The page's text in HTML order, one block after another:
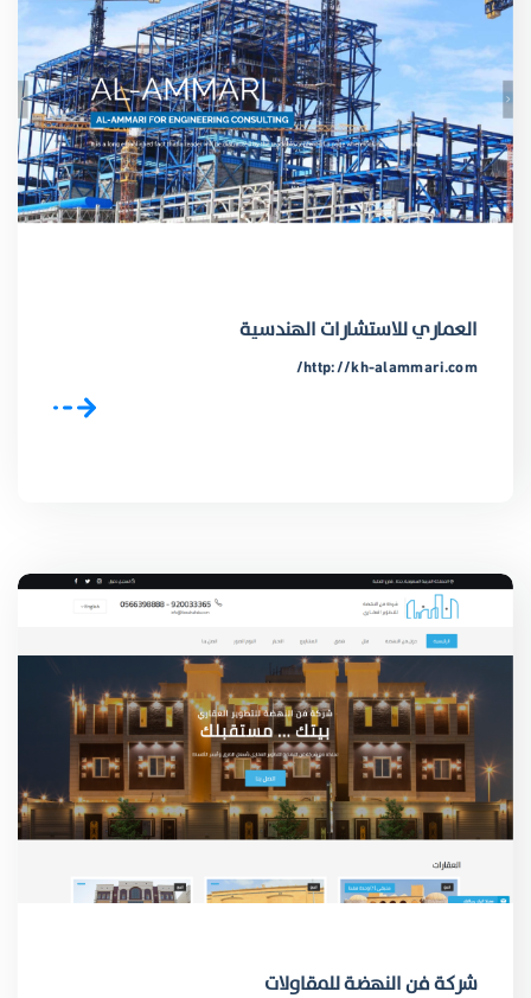
العماري للاستشارات الهندسية
http://kh-alammari.com/
شركة فن النهضة للمقاولات